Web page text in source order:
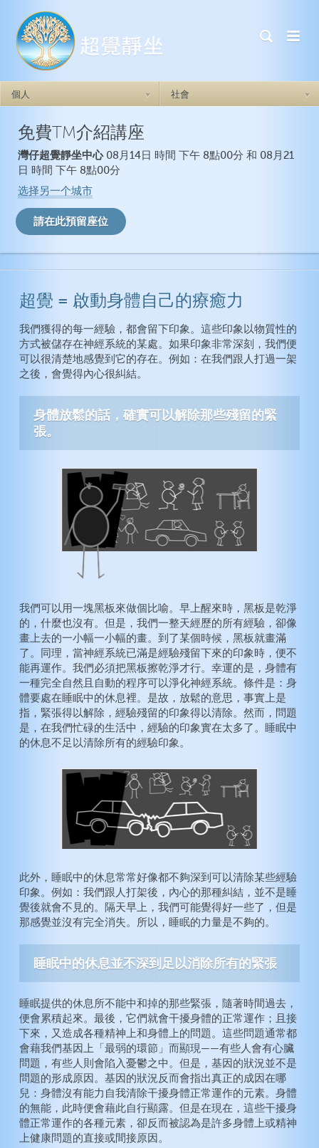
個人
超覺靜坐如何奏效
做自己
自信心
人際關係
焦慮症
動脈硬化症
膽固醇
糖尿病
纖維肌痛症
永遠年輕
戒煙
注意力不足過動症
智力
社會
免費TM介紹講座
灣仔超覺靜坐中心08月14日 時間 下午 8點00分 和 08月21
日 時間 下午 8點00分
选择另一个城市
超覺 = 啟動身體自己的療癒力
我們獲得的每一經驗，都會留下印象。這些印象以物質性的
方式被儲存在神經系統的某處。如果印象非常深刻，我們便
可以很清楚地感覺到它的存在。例如：在我們跟人打過一架
之後，會覺得內心很糾結。
身體放鬆的話，確實可以解除那些殘留的緊
張。
我們可以用一塊黑板來做個比喻。早上醒來時，黑板是乾淨
的，什麼也沒有。但是，我們一整天經歷的所有經驗，卻像
畫上去的一小幅一小幅的畫。到了某個時候，黑板就畫滿
了。同理，當神經系統已滿是經驗殘留下來的印象時，便不
能再運作。我們必須把黑板擦乾淨才行。幸運的是，身體有
一種完全自然且自動的程序可以淨化神經系統。條件是：身
體要處在睡眠中的休息裡。是故，放鬆的意思，事實上是
指，緊張得以解除，經驗殘留的印象得以清除。然而，問題
是，在我們忙碌的生活中，經驗的印象實在太多了。睡眠中
的休息不足以清除所有的經驗印象。
此外，睡眠中的休息常常好像都不夠深到可以清除某些經驗
印象。例如：我們跟人打架後，內心的那種糾結，並不是睡
覺後就會不見的。隔天早上，我們可能覺得好一些了，但是
那感覺並沒有完全消失。所以，睡眠的力量是不夠的。
睡眠中的休息並不深到足以消除所有的緊張
睡眠提供的休息所不能中和掉的那些緊張，隨著時間過去，
便會累積起來。最後，它們就會干擾身體的正常運作；且接
下來，又造成各種精神上和身體上的問題。這些問題通常都
會藉我們基因上「最弱的環節」而顯現——有些人會有心臟
問題，有些人則會陷入憂鬱之中。但是，基因的狀況並不是
問題的形成原因。基因的狀況反而會指出真正的成因在哪
兒：身體沒有能力自我清除干擾身體正常運作的元素。身體
的無能，此時便會藉此自行顯露。但是在現在，這些干擾身
體正常運作的各種元素，卻反而被認為是許多身體上或精神
上健康問題的直接或間接原因。